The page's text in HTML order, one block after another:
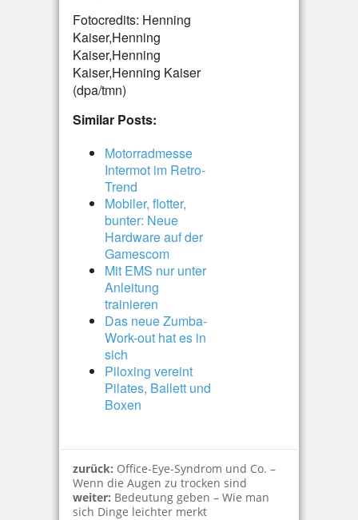
Fotocredits: Henning
Kaiser,Henning
Kaiser,Henning
Kaiser,Henning Kaiser
(dpa/tmn)
Similar Posts:
Motorradmesse
Intermot im Retro-
Trend
Mobiler, flotter,
bunter: Neue
Hardware auf der
Gamescom
Mit EMS nur unter
Anleitung
trainieren
Das neue Zumba-
Work-out hat es in
sich
Piloxing vereint
Pilates, Ballett und
Boxen
zurück: Office-Eye-Syndrom und Co. –
Wenn die Augen zu trocken sind
weiter: Bedeutung geben – Wie man
sich Dinge leichter merkt